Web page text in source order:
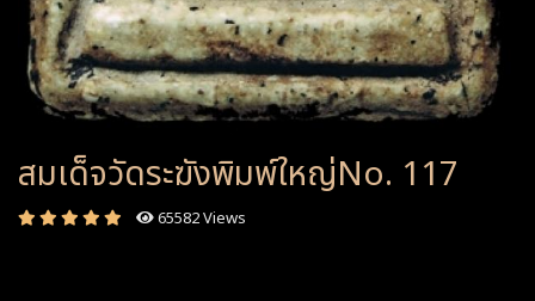
สมเด็จวัดระฆังพิมพ์ใหญ่No. 117
65582 Views